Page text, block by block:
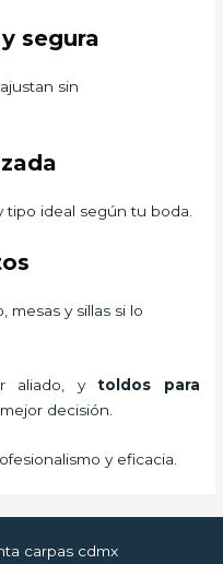
segura
sin
tipo ideal según tu boda.
mesas y sillas si lo
aliado, ytoldos para
mejor decisión.
y eficacia.
carpas cdmx